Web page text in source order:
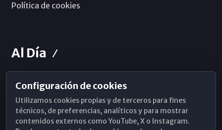
Política de cookies
Al Día
Horarios de Misa
Hemeroteca
WhatsApp
Configuración de cookies
Utilizamos cookies propias y de terceros para fines
técnicos, de preferencias, analíticos y para mostrar
contenidos externos como YouTube, X o Instagram.